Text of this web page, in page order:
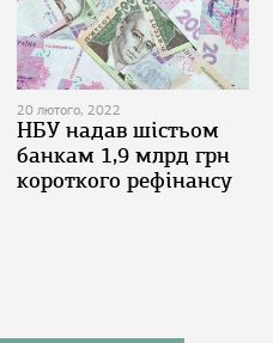
20 лютого, 2022
НБУ надав шістьом
банкам 1,9 млрд грн
короткого рефінансу